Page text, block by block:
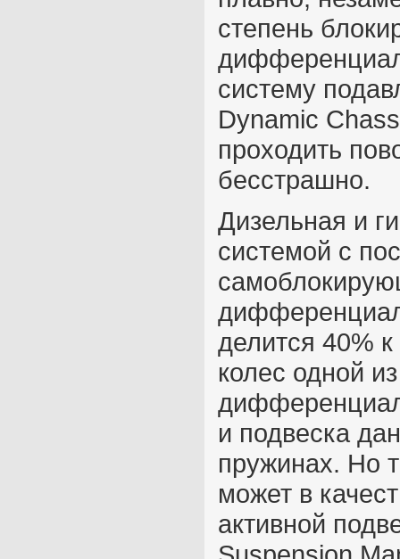
степень
систему
Dynamic
проходить
бесстрашно.
Дизельная и
системой с
делится 40%
колес одной
и подвеска
пружинах. Но
может в
активной